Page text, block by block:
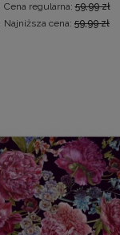
korkowa z
Cena regularna:59,99 zł
Najniższa cena: 59,99 zł